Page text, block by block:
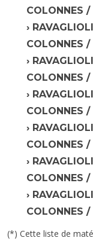
COLONNES
COLONNES
COLONNES
COLONNES
COLONNES
COLONNES
COLONNES /
(*) Cette liste de